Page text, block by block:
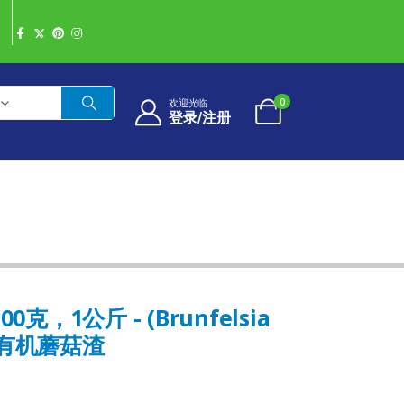
欢迎光临
登录/注册
0
克，1公斤 - (Brunfelsia
机蘑菇渣